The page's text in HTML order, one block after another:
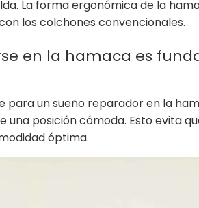
La forma ergonómica de la
los colchones convencionales.
en la hamaca es
para un sueño reparador en la
posición cómoda. Esto evita
óptima.